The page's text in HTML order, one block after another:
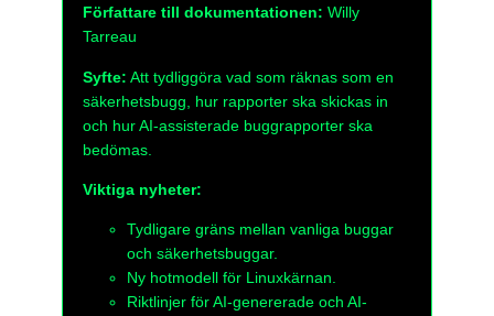
Författare till dokumentationen: Willy
Tarreau
Syfte: Att tydliggöra vad som räknas som en
säkerhetsbugg, hur rapporter ska skickas in
och hur AI-assisterade buggrapporter ska
bedömas.
Viktiga nyheter:
Tydligare gräns mellan vanliga buggar
och säkerhetsbuggar.
Ny hotmodell för Linuxkärnan.
Riktlinjer för AI-genererade och AI-